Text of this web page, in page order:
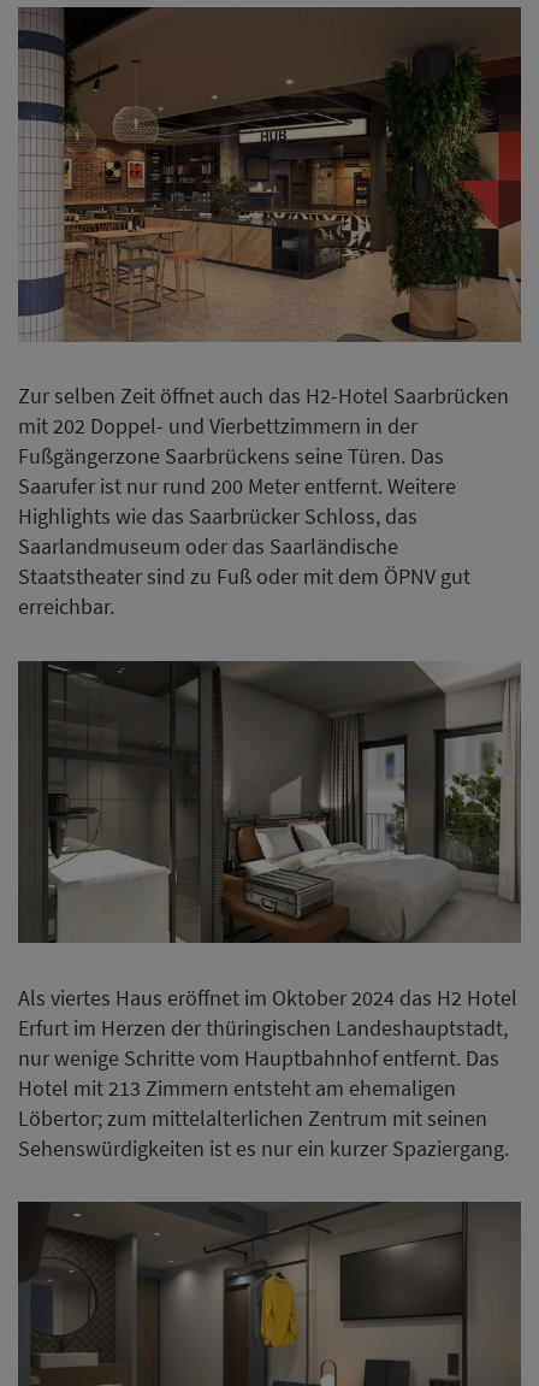
Zur selben Zeit öffnet auch das H2-Hotel Saarbrücken
mit 202 Doppel- und Vierbettzimmern in der
Fußgängerzone Saarbrückens seine Türen. Das
Saarufer ist nur rund 200 Meter entfernt. Weitere
Highlights wie das Saarbrücker Schloss, das
Saarlandmuseum oder das Saarländische
Staatstheater sind zu Fuß oder mit dem ÖPNV gut
erreichbar.
Als viertes Haus eröffnet im Oktober 2024 das H2 Hotel
Erfurt im Herzen der thüringischen Landeshauptstadt,
nur wenige Schritte vom Hauptbahnhof entfernt. Das
Hotel mit 213 Zimmern entsteht am ehemaligen
Löbertor; zum mittelalterlichen Zentrum mit seinen
Sehenswürdigkeiten ist es nur ein kurzer Spaziergang.